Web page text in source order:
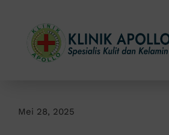
content
Mei 28, 2025